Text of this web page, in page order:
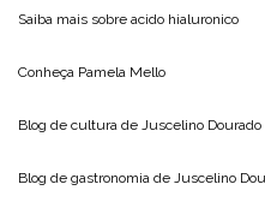
Saiba mais sobre acido hialuronico
Conheça Pamela Mello
Blog de cultura de Juscelino Dourado
Blog de gastronomia de Juscelino